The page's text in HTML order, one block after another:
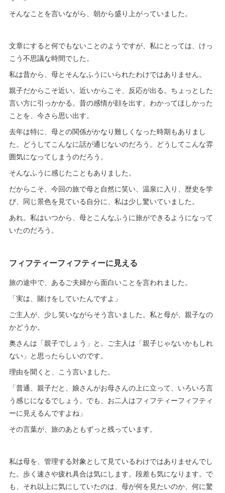
そんなことを言いながら、朝から盛り上がっていました。
文章にすると何でもないことのようですが、私にとっては、けっ
こう不思議な時間でした。
私は昔から、母とそんなふうにいられたわけではありません。
親子だからこそ近い。近いからこそ、反応が出る。ちょっとした
言い方に引っかかる。昔の感情が顔を出す。わかってほしかった
ことを、今さら思い出す。
去年は特に、母との関係がかなり難しくなった時期もありまし
た。どうしてこんなに話が通じないのだろう。どうしてこんな雰
囲気になってしまうのだろう。
そんなふうに感じたこともありました。
だからこそ、今回の旅で母と自然に笑い、温泉に入り、歴史を学
び、同じ景色を見ている自分に、私は少し驚いていました。
あれ。私はいつから、母とこんなふうに旅ができるようになって
いたのだろう。
フィフティーフィフティーに見える
旅の途中で、あるご夫婦から面白いことを言われました。
「実は、賭けをしていたんですよ」
ご主人が、少し笑いながらそう言いました。私と母が、親子なの
かどうか。
奥さんは「親子でしょう」と。ご主人は「親子じゃないかもしれ
ない」と思ったらしいのです。
理由を聞くと、こう言いました。
「普通、親子だと、娘さんがお母さんの上に立って、いろいろ言
う感じになるでしょう。でも、お二人はフィフティーフィフティ
ーに見えるんですよね」
その言葉が、旅のあともずっと残っています。
私は母を、管理する対象として見ているわけではありませんでし
た。歩く速さや疲れ具合は気にします。段差も気になります。で
も、それ以上に気にしていたのは、母が何を見たいのか、何に驚